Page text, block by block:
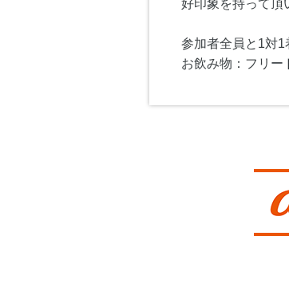
好印象を持って頂
参加者全員と1対
お飲み物：フリー